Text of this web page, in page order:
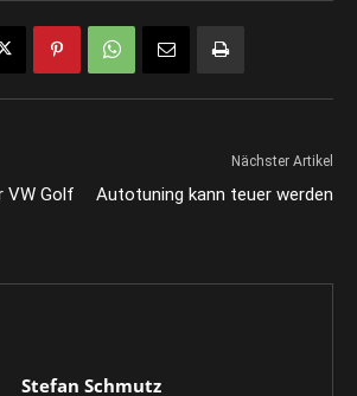
VW Golf
Nächster Artikel
Autotuning kann teuer werden
Stefan Schmutz